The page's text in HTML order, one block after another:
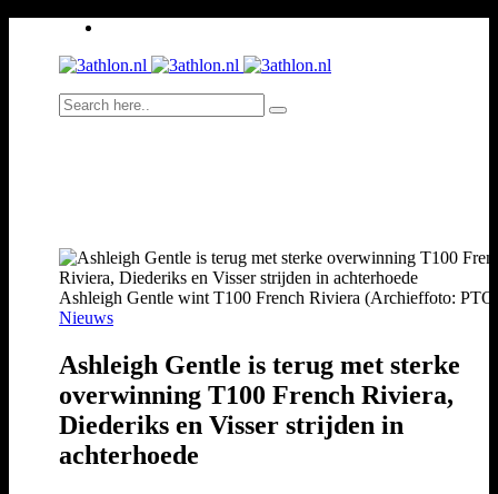
Ashleigh Gentle wint T100 French Riviera (Archieffoto:
Nieuws
Ashleigh Gentle is terug met sterke
overwinning T100 French Riviera,
Diederiks en Visser strijden in
achterhoede